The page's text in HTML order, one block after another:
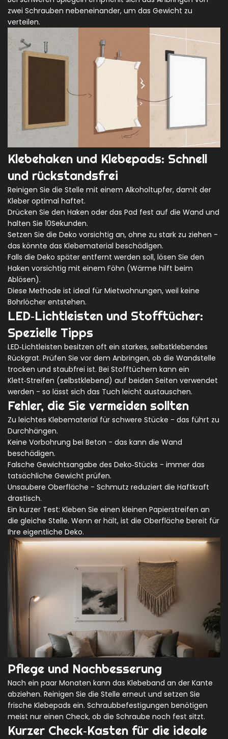
zwei Schrauben nebeneinander, um das Gewicht zu
verteilen.
Klebehaken und Klebepads: Schnell
und rückstandsfrei
Reinigen Sie die Stelle mit einem Alkoholtupfer, damit der
Kleber optimal haftet.
Drücken Sie den Haken oder das Pad fest auf die Wand und
halten Sie 10Sekunden.
Setzen Sie die Deko vorsichtig an, ohne zu stark zu ziehen -
das könnte das Klebematerial beschädigen.
Falls die Deko später entfernt werden soll, lösen Sie den
Haken vorsichtig mit einem Föhn (Wärme hilft beim
Ablösen).
Diese Methode ist ideal für Mietwohnungen, weil keine
Bohrlöcher entstehen.
LED‑Lichtleisten und Stofftücher:
Spezielle Tipps
LED‑Lichtleisten besitzen oft ein starkes, selbstklebendes
Rückgrat. Prüfen Sie vor dem Anbringen, ob die Wandstelle
trocken und staubfrei ist. Bei Stofftüchern kann ein
Klett‑Streifen (selbstklebend) auf beiden Seiten verwendet
werden - so lässt sich das Tuch leicht austauschen.
Fehler, die Sie vermeiden sollten
Zu leichtes Klebematerial für schwere Stücke - das führt zu
Durchhängen.
Keine Vorbohrung bei Beton - das kann die Wand
beschädigen.
Falsche Gewichtsangabe des Deko‑Stücks - immer das
tatsächliche Gewicht prüfen.
Unsaubere Oberfläche - Schmutz reduziert die Haftkraft
drastisch.
Ein kurzer Test: Kleben Sie einen kleinen Papierstreifen an
die gleiche Stelle. Wenn er hält, ist die Oberfläche bereit für
Ihre eigentliche Deko.
Pflege und Nachbesserung
Nach ein paar Monaten kann das Klebeband an der Kante
abziehen. Reinigen Sie die Stelle erneut und setzen Sie
frische Klebepads ein. Schraubbefestigungen benötigen
meist nur einen Check, ob die Schraube noch fest sitzt.
Kurzer Check‑Kasten für die ideale